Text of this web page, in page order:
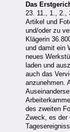
Das
23. 11., 1., 2.,
Artikel und
und/oder zu
Klägerin
und damit ein
neues
laden und
auch das
anzunehmen.
des zweiten
Zweck, es der